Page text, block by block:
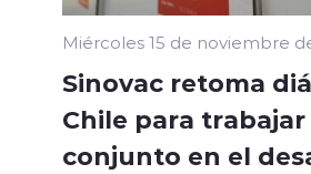
Miércoles 15 de noviembre
Sinovac retoma
Chile para trabajar
conjunto en el